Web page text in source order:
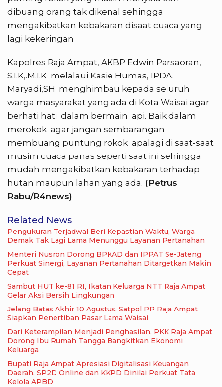
dibuang orang tak dikenal sehingga
mengakibatkan kebakaran disaat cuaca yang
lagi kekeringan
Kapolres Raja Ampat, AKBP Edwin Parsaoran,
S.I.K,.M.I.K melalaui Kasie Humas, IPDA.
Maryadi,SH menghimbau kepada seluruh
warga masyarakat yang ada di Kota Waisai agar
berhati hati dalam bermain api. Baik dalam
merokok agar jangan sembarangan
membuang puntung rokok apalagi di saat-saat
musim cuaca panas seperti saat ini sehingga
mudah mengakibatkan kebakaran terhadap
hutan maupun lahan yang ada. (Petrus
Rabu/R4news)
Related News
Pengukuran Terjadwal Beri Kepastian Waktu, Warga
Demak Tak Lagi Lama Menunggu Layanan Pertanahan
Menteri Nusron Dorong BPKAD dan IPPAT Se-Jateng
Perkuat Sinergi, Layanan Pertanahan Ditargetkan Makin
Cepat
Sambut HUT ke-81 RI, Ikatan Keluarga NTT Raja Ampat
Gelar Aksi Bersih Lingkungan
Jelang Batas Akhir 10 Agustus, Satpol PP Raja Ampat
Siapkan Penertiban Pasar Lama Waisai
Dari Keterampilan Menjadi Penghasilan, PKK Raja Ampat
Dorong Ibu Rumah Tangga Bangkitkan Ekonomi
Keluarga
Bupati Raja Ampat Apresiasi Digitalisasi Keuangan
Daerah, SP2D Online dan KKPD Dinilai Perkuat Tata
Kelola APBD